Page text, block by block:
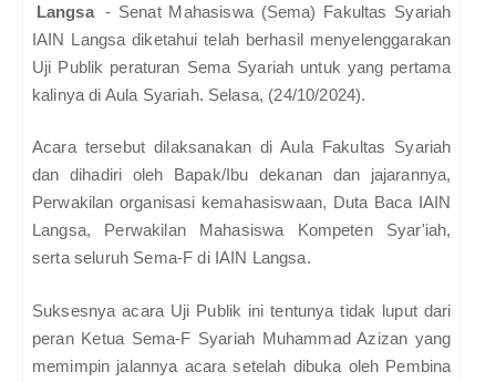
Langsa
- Senat Mahasiswa (Sema) Fakultas Syariah
IAIN Langsa diketahui telah berhasil menyelenggarakan
Uji Publik peraturan Sema Syariah untuk yang pertama
kalinya di Aula Syariah. Selasa, (24/10/2024).
Acara tersebut dilaksanakan di Aula Fakultas Syariah
dan dihadiri oleh Bapak/Ibu dekanan dan jajarannya,
Perwakilan organisasi kemahasiswaan, Duta Baca IAIN
Langsa, Perwakilan Mahasiswa Kompeten Syar'iah,
serta seluruh Sema-F di IAIN Langsa.
Suksesnya acara Uji Publik ini tentunya tidak luput dari
peran Ketua Sema-F Syariah Muhammad Azizan yang
memimpin jalannya acara setelah dibuka oleh Pembina